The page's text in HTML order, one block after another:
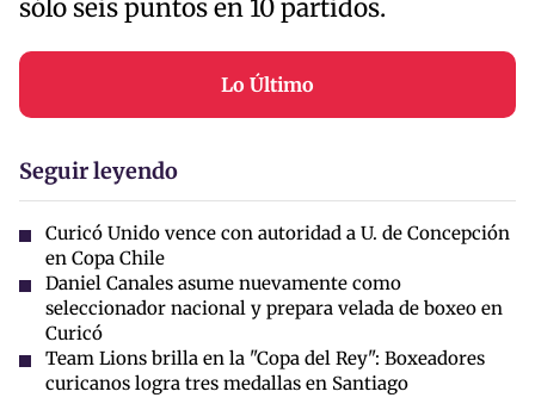
sólo seis puntos en 10 partidos.
Lo Último
Seguir leyendo
Curicó Unido vence con autoridad a U. de Concepción
en Copa Chile
Daniel Canales asume nuevamente como
seleccionador nacional y prepara velada de boxeo en
Curicó
Team Lions brilla en la "Copa del Rey": Boxeadores
curicanos logra tres medallas en Santiago